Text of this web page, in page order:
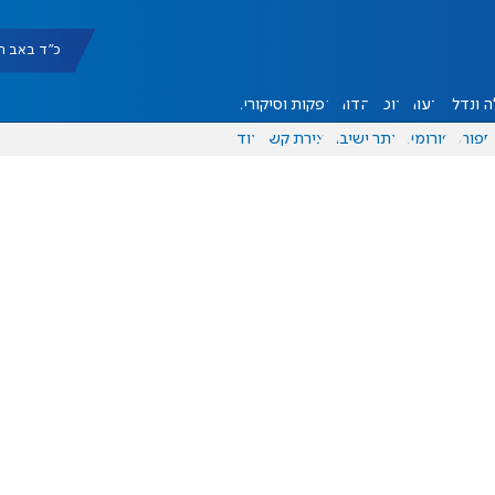
כ"ד באב תשפ"ו
ונדל"ן דעות אוכל יהדות הפקות וסיקורים
ספורט פורומים אתר ישיבה יצירת קשר עוד